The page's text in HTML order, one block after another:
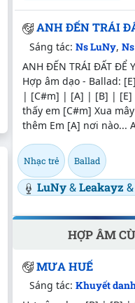
ANH ĐẾN TRÁI
Sáng tác:Ns LuNy,
ANH ĐẾN TRÁI ĐẤT ĐỂ
Hợp âm dạo - Ballad:
| [C#m] | [A] | [B] | [E]
thấy em [C#m] Xua
thêm Em [A] nơi nào...
Nhạc trẻ Ballad
LuNy&Leakayz &
HỢP ÂM
MƯA HUẾ
Sáng tác:Khuyết